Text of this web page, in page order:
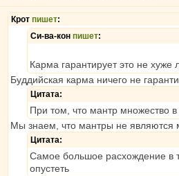
Крот пишет:
Си-ва-кон пишет:
Карма гарантирует это не
Буддийская карма ничего не
Цитата:
При том, что мантр множество
Мы знаем, что мантры не являются
Цитата:
Самое большое расхождение в
опустеть